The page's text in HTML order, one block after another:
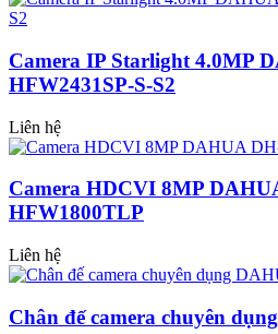
Camera IP Starlight 4.0MP
HFW2431SP-S-S2
Liên hệ
Camera HDCVI 8MP
HFW1800TLP
Liên hệ
Chân đế camera chuyên